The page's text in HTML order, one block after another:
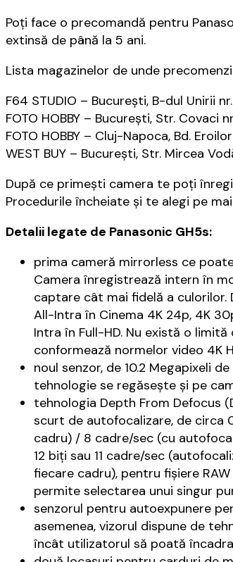
Poți face o precomandă pentru
extinsă de până la 5 ani.
Lista magazinelor de unde
F64 STUDIO – București, B-dul Unirii
FOTO HOBBY – București, Str. Covaci
FOTO HOBBY – Cluj-Napoca, Bd.
WEST BUY – București, Str. Mircea
După ce primești camera te poți
Procedurile încheiate și te alegi pe
Detalii legate de Panasonic GH5s:
prima cameră mirrorless ce
Camera înregistrează intern în
captare cât mai fidelă a culorilor.
All-Intra în Cinema 4K 24p, 4K
Intra în Full-HD. Nu există o
conformează normelor video 4K
noul senzor, de 10.2 Megapixeli
tehnologie se regăsește și pe
tehnologia Depth From Defocus
scurt de autofocalizare, de circa
cadru) / 8 cadre/sec (cu
12 biți sau 11 cadre/sec
fiecare cadru), pentru fișiere
permite selectarea unui singur
senzorul pentru autoexpunere
asemenea, vizorul dispune de
încât utilizatorul să poată